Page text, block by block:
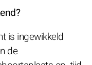
is ingewikkeld
de